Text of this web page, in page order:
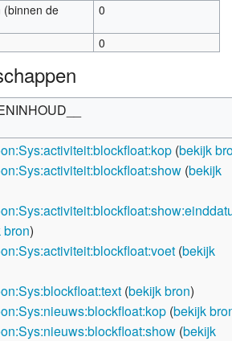
(binnen de
0
0
(bekijk
(bekijk
bron)
(bekijk
(bekijk bron)
(bekijk
(bekijk